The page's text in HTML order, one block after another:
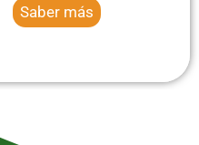
Saber más